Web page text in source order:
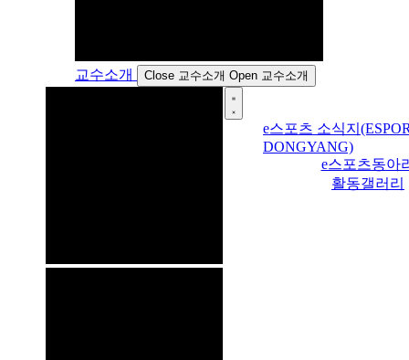
교수소개 Close 교수소개 Open 교수소개
e스포츠 소식지
DONGYANG)
e스포츠동아
활동갤러리